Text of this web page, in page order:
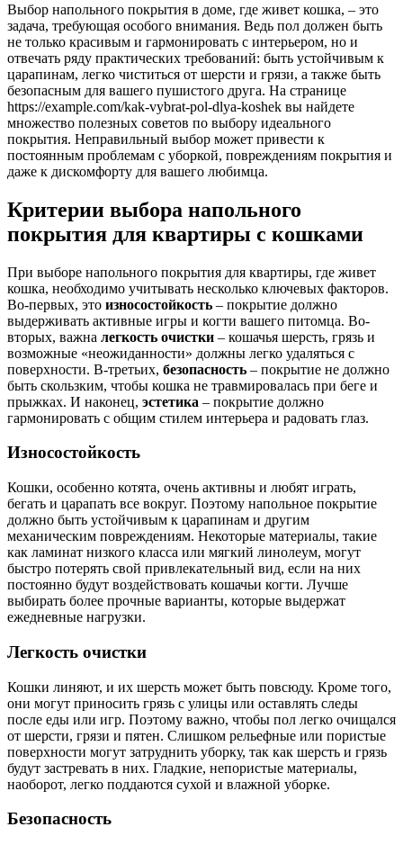
Выбор напольного покрытия в доме, где живет кошка, – это
задача, требующая особого внимания. Ведь пол должен быть
не только красивым и гармонировать с интерьером, но и
отвечать ряду практических требований: быть устойчивым к
царапинам, легко чиститься от шерсти и грязи, а также быть
безопасным для вашего пушистого друга. На странице
https://example.com/kak-vybrat-pol-dlya-koshek вы найдете
множество полезных советов по выбору идеального
покрытия. Неправильный выбор может привести к
постоянным проблемам с уборкой, повреждениям покрытия и
даже к дискомфорту для вашего любимца.
Критерии выбора напольного
покрытия для квартиры с кошками
При выборе напольного покрытия для квартиры, где живет
кошка, необходимо учитывать несколько ключевых факторов.
Во-первых, это износостойкость – покрытие должно
выдерживать активные игры и когти вашего питомца. Во-
вторых, важна легкость очистки – кошачья шерсть, грязь и
возможные «неожиданности» должны легко удаляться с
поверхности. В-третьих, безопасность – покрытие не должно
быть скользким, чтобы кошка не травмировалась при беге и
прыжках. И наконец, эстетика – покрытие должно
гармонировать с общим стилем интерьера и радовать глаз.
Износостойкость
Кошки, особенно котята, очень активны и любят играть,
бегать и царапать все вокруг. Поэтому напольное покрытие
должно быть устойчивым к царапинам и другим
механическим повреждениям. Некоторые материалы, такие
как ламинат низкого класса или мягкий линолеум, могут
быстро потерять свой привлекательный вид, если на них
постоянно будут воздействовать кошачьи когти. Лучше
выбирать более прочные варианты, которые выдержат
ежедневные нагрузки.
Легкость очистки
Кошки линяют, и их шерсть может быть повсюду. Кроме того,
они могут приносить грязь с улицы или оставлять следы
после еды или игр. Поэтому важно, чтобы пол легко очищался
от шерсти, грязи и пятен. Слишком рельефные или пористые
поверхности могут затруднить уборку, так как шерсть и грязь
будут застревать в них. Гладкие, непористые материалы,
наоборот, легко поддаются сухой и влажной уборке.
Безопасность